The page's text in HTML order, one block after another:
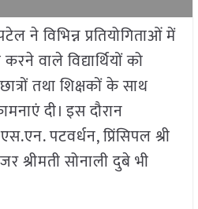
ने विभिन्न प्रतियोगिताओं में
वाले विद्यार्थियों को
तथा शिक्षकों के साथ
दी। इस दौरान
पटवर्धन, प्रिंसिपल श्री
श्रीमती सोनाली दुबे भी